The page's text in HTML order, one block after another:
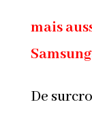
mais
Samsung
De